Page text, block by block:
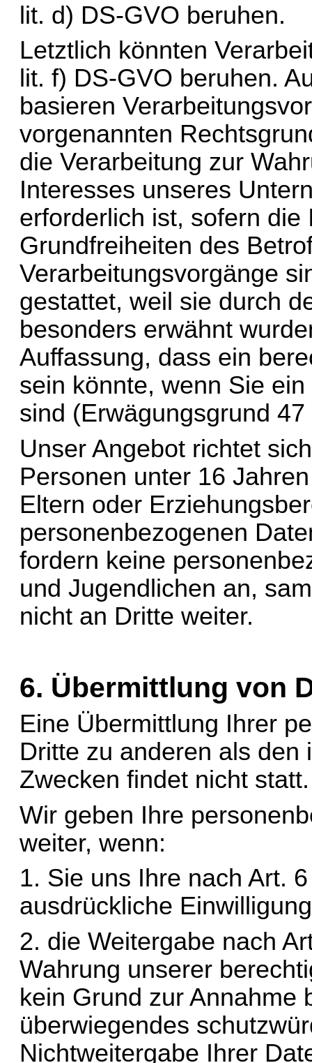
lit. d) DS-GVO beruhen.
lit. f) DS-GVO beruhen.
basieren
vorgenannten
die Verarbeitung zur
Interesses unseres
erforderlich ist, sofern
Grundfreiheiten des
Verarbeitungsvorgänge
gestattet, weil sie durch
besonders erwähnt
Auffassung, dass ein
sein könnte, wenn Sie
sind (Erwägungsgrund
Unser Angebot richtet
Personen unter 16
Eltern oder
personenbezogenen
fordern keine
und Jugendlichen an,
nicht an Dritte weiter.
6. Übermittlung von
Eine Übermittlung Ihrer
Dritte zu anderen als
Zwecken findet nicht statt.
Wir geben Ihre
weiter, wenn:
1. Sie uns Ihre nach Art.
ausdrückliche
2. die Weitergabe nach
Wahrung unserer
kein Grund zur Annahme
überwiegendes
Nichtweitergabe Ihrer